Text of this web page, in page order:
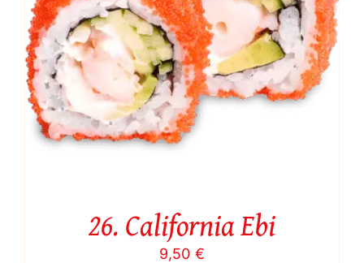
26. California Ebi
9,50€